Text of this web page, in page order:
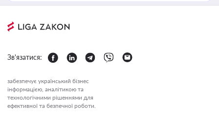
Зв'язатися:
забезпечує український бізнес
інформацією, аналітикою та
технологічними рішеннями для
ефективної та безпечної роботи.